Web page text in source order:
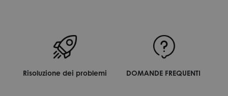
Risoluzione dei problemi DOMANDE FREQUENTI